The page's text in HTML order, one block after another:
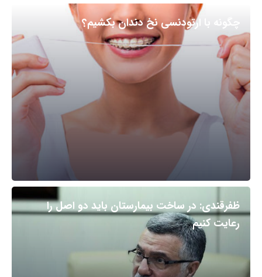
چگونه با ارتودنسی نخ دندان بکشیم؟
ظفرقندی: در ساخت بیمارستان باید دو اصل را
رعایت کنیم